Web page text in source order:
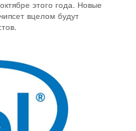
этого года. Новые
вцелом будут